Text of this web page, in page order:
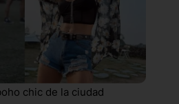
chic de la ciudad